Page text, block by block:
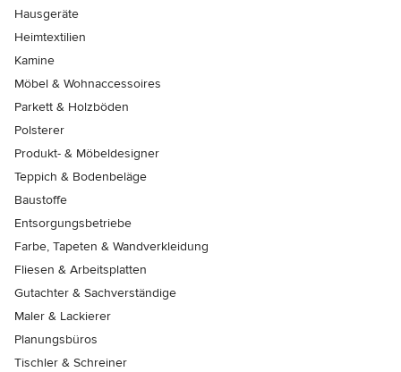
Hausgeräte
Heimtextilien
Kamine
Möbel & Wohnaccessoires
Parkett & Holzböden
Polsterer
Produkt- & Möbeldesigner
Teppich & Bodenbeläge
Baustoffe
Entsorgungsbetriebe
Farbe, Tapeten & Wandverkleidung
Fliesen & Arbeitsplatten
Gutachter & Sachverständige
Maler & Lackierer
Planungsbüros
Tischler & Schreiner